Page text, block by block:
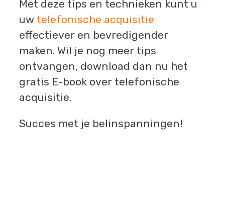
Met deze tips en technieken kunt u
uw telefonische acquisitie
effectiever en bevredigender
maken. Wil je nog meer tips
ontvangen, download dan nu het
gratis E-book over telefonische
acquisitie.
Succes met je belinspanningen!